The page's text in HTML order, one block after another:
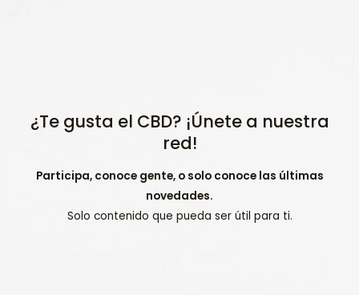
¿Te gusta el CBD? ¡Únete a nuestra
red!
Participa, conoce gente, o solo conoce las últimas
novedades.
Solo contenido que pueda ser útil para ti.